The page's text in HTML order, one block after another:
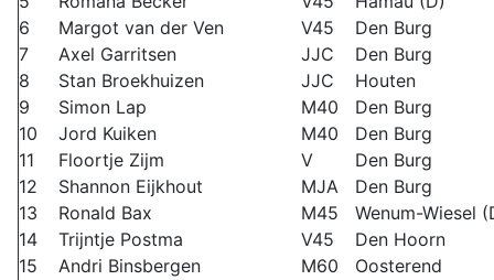
6
Margot van der Ven V45
Den Burg
7
Axel Garritsen JJC
Den Burg
8
Stan Broekhuizen JJC
Houten
9
Simon Lap M40
Den Burg
10
Jord Kuiken M40
Den Burg
11
Floortje Zijm V
Den Burg
12
Shannon Eijkhout MJA
Den Burg
13
Ronald Bax M45
Wenum-Wiesel
14
Trijntje Postma V45
Den Hoorn
15
Andri Binsbergen M60
Oosterend